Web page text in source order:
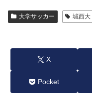
大学サッカー 城西大
X
Pocket